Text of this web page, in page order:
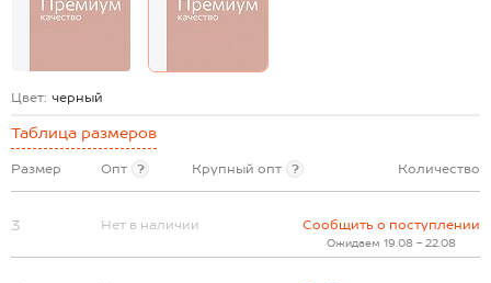
Цвет: черный
Таблица размеров
Размер Опт ? Крупный опт ? Количество
3 Нет в наличии Сообщить о поступлении
Ожидаем 19.08 - 22.08